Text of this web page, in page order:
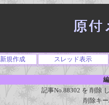
新規作成 スレッド表示
記事No.88302 を 削除
削除キ